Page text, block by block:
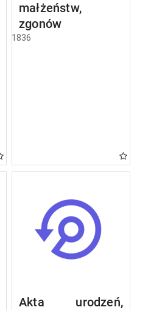
małżeństw,
zgonów
1836
Akta urodzeń,